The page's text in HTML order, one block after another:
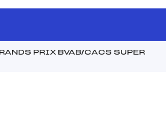
PRIX BVAB/CACS SUPER